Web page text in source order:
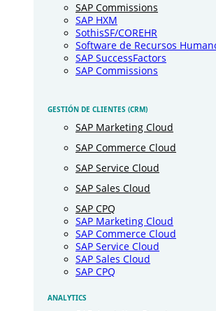
SAP Commissions
SAP HXM
SothisSF/COREHR
Software de Recursos
SAP SuccessFactors
SAP Commissions
GESTIÓN DE CLIENTES (CRM)
SAP Marketing Cloud
SAP Commerce Cloud
SAP Service Cloud
SAP Sales Cloud
SAP CPQ
SAP Marketing Cloud
SAP Commerce Cloud
SAP Service Cloud
SAP Sales Cloud
SAP CPQ
ANALYTICS